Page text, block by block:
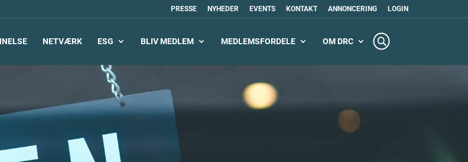
PRESSE NYHEDER EVENTS KONTAKT ANNONCERING LOGIN
NETVÆRK ESG BLIV MEDLEM MEDLEMSFORDELE OM DRC